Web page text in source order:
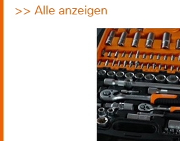
>> Alle anzeigen